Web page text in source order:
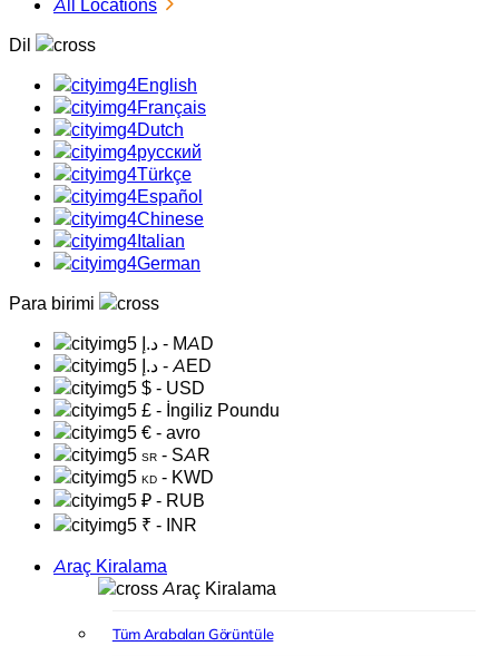
All Locations
Dil
English
Français
Dutch
русский
Türkçe
Español
Chinese
Italian
German
Para birimi
د.إ - MAD
د.إ - AED
$ - USD
£ - İngiliz Poundu
€ - avro
SR - SAR
KD - KWD
₽ - RUB
₹ - INR
Araç Kiralama
Araç Kiralama
Tüm Arabaları Görüntüle